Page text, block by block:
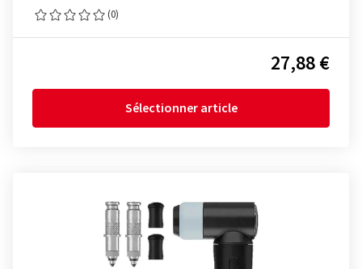
(0)
27,88 €
Sélectionner article